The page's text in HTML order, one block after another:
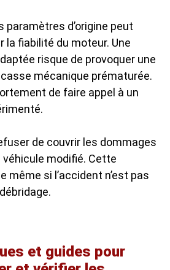
paramètres d’origine peut
fiabilité du moteur. Une
risque de provoquer une
mécanique prématurée.
de faire appel à un
de couvrir les dommages
véhicule modifié. Cette
même si l’accident n’est pas
et guides pour